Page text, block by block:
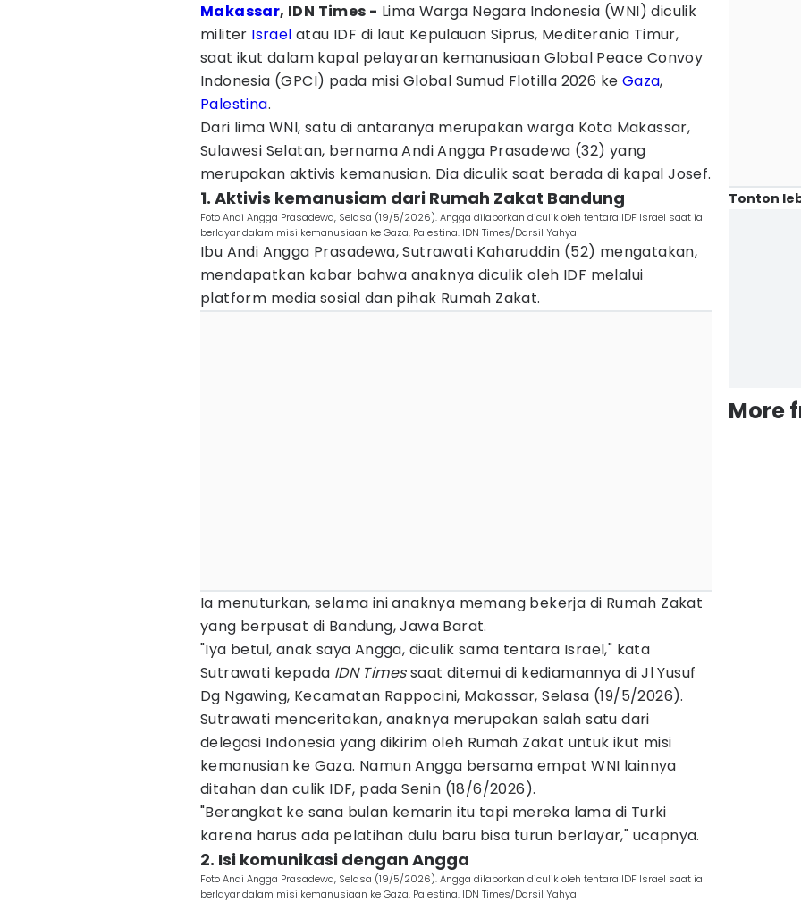
Makassar, IDN Times - Lima Warga Negara Indonesia (WNI) diculik
militer Israel atau IDF di laut Kepulauan Siprus, Mediterania Timur,
saat ikut dalam kapal pelayaran kemanusiaan Global Peace Convoy
Indonesia (GPCI) pada misi Global Sumud Flotilla 2026 ke Gaza,
Palestina.
Dari lima WNI, satu di antaranya merupakan warga Kota Makassar,
Sulawesi Selatan, bernama Andi Angga Prasadewa (32) yang
merupakan aktivis kemanusian. Dia diculik saat berada di kapal Josef.
1. Aktivis kemanusiam dari Rumah Zakat Bandung
Foto Andi Angga Prasadewa, Selasa (19/5/2026). Angga dilaporkan diculik oleh tentara IDF Israel saat ia
berlayar dalam misi kemanusiaan ke Gaza, Palestina. IDN Times/Darsil Yahya
Ibu Andi Angga Prasadewa, Sutrawati Kaharuddin (52) mengatakan,
mendapatkan kabar bahwa anaknya diculik oleh IDF melalui
platform media sosial dan pihak Rumah Zakat.
Ia menuturkan, selama ini anaknya memang bekerja di Rumah Zakat
yang berpusat di Bandung, Jawa Barat.
"Iya betul, anak saya Angga, diculik sama tentara Israel," kata
Sutrawati kepada IDN Timessaat ditemui di kediamannya di Jl Yusuf
Dg Ngawing, Kecamatan Rappocini, Makassar, Selasa (19/5/2026).
Sutrawati menceritakan, anaknya merupakan salah satu dari
delegasi Indonesia yang dikirim oleh Rumah Zakat untuk ikut misi
kemanusian ke Gaza. Namun Angga bersama empat WNI lainnya
ditahan dan culik IDF, pada Senin (18/6/2026).
"Berangkat ke sana bulan kemarin itu tapi mereka lama di Turki
karena harus ada pelatihan dulu baru bisa turun berlayar," ucapnya.
2. Isi komunikasi dengan Angga
Foto Andi Angga Prasadewa, Selasa (19/5/2026). Angga dilaporkan diculik oleh tentara IDF Israel saat ia
berlayar dalam misi kemanusiaan ke Gaza, Palestina. IDN Times/Darsil Yahya
Tonton
More